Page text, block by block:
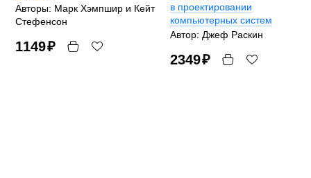
Авторы: Марк Хэмпшир и Кейт
Стефенсон
1149₽
в проектировании
компьютерных систем
Автор: Джеф Раскин
2349₽